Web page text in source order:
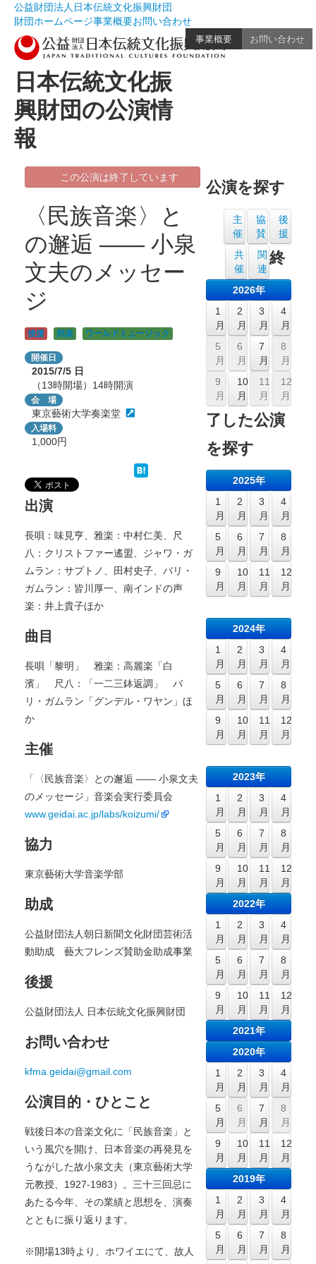
公益財団法人日本伝統文化振興財団
財団ホームページ事業概要お問い合わせ
日本伝統文化振
興財団の公演情
報
事業概要 お問い合わせ
この公演は終了しています
〈民族音楽〉と
の邂逅 ―― 小泉
文夫のメッセー
ジ
後援 邦楽 ワールドミュージック
開催日
2015/7/5 日
（13時開場）14時開演
会 場
東京藝術大学奏楽堂
入場料
1,000円
出演
長唄：味見亨、雅楽：中村仁美、尺
八：クリストファー遙盟、ジャワ・ガ
ムラン：サプトノ、田村史子、バリ・
ガムラン：皆川厚一、南インドの声
楽：井上貴子ほか
曲目
長唄「黎明」 雅楽：高麗楽「白
濱」 尺八：「一二三鉢返調」 バ
リ・ガムラン「グンデル・ワヤン」ほ
か
主催
「〈民族音楽〉との邂逅 ―― 小泉文夫
のメッセージ」音楽会実行委員会
www.geidai.ac.jp/labs/koizumi/
協力
東京藝術大学音楽学部
助成
公益財団法人朝日新聞文化財団芸術活
動助成 藝大フレンズ賛助金助成事業
後援
公益財団法人 日本伝統文化振興財団
お問い合わせ
kfma.geidai@gmail.com
公演目的・ひとこと
戦後日本の音楽文化に「民族音楽」と
いう風穴を開け、日本音楽の再発見を
うながした故小泉文夫（東京藝術大学
元教授、1927-1983）。三十三回忌に
あたる今年、その業績と思想を、演奏
とともに振り返ります。
※開場13時より、ホワイエにて、故人
公演を探す
主
催
協
賛
後
援
共
催
関
連
2026年
1
月
2
月
3
月
4
月
5
月
6
月
7
月
8
月
9
月
10
月
11
月
12
月
終
了した公演
を探す
2025年
1
月
2
月
3
月
4
月
5
月
6
月
7
月
8
月
9
月
10
月
11
月
12
月
2024年
1
月
2
月
3
月
4
月
5
月
6
月
7
月
8
月
9
月
10
月
11
月
12
月
2023年
1
月
2
月
3
月
4
月
5
月
6
月
7
月
8
月
9
月
10
月
11
月
12
月
2022年
1
月
2
月
3
月
4
月
5
月
6
月
7
月
8
月
9
月
10
月
11
月
12
月
2021年
2020年
1
月
2
月
3
月
4
月
5
月
6
月
7
月
8
月
9
月
10
月
11
月
12
月
2019年
1
月
2
月
3
月
4
月
5
月
6
月
7
月
8
月